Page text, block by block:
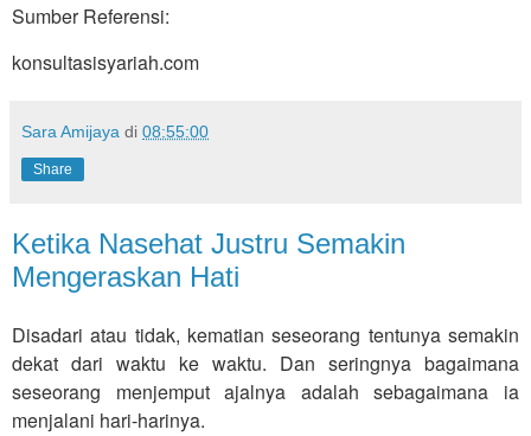
Sumber Referensi:
konsultasisyariah.com
Sara Amijaya di 08:55:00
Share
Ketika Nasehat Justru Semakin
Mengeraskan Hati
Disadari atau tidak, kematian seseorang tentunya semakin
dekat dari waktu ke waktu. Dan seringnya bagaimana
seseorang menjemput ajalnya adalah sebagaimana ia
menjalani hari-harinya.